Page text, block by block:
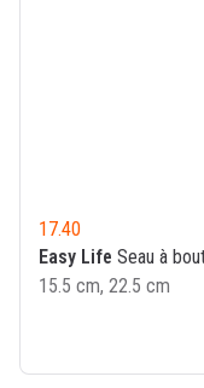
17.40
Easy Life Seau à
15.5 cm, 22.5 cm